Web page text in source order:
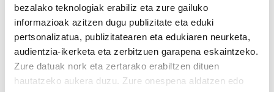
bezalako teknologiak erabiliz eta zure gailuko
informazioak azitzen dugu publizitate eta eduki
pertsonalizatua, publizitatearen eta edukiaren neurketa,
audientzia-ikerketa eta zerbitzuen garapena eskaintzeko.
Zure datuak nork eta zertarako erabiltzen dituen
hautatzeko aukera duzu. Zure onespena aldatzen edo
Azken egunetako irakurrienak
1
KASek salatu du
Udaltzaingoa haien aurka
jazartu dela